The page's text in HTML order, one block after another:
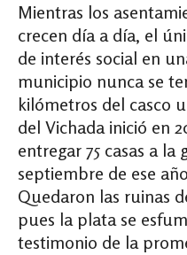
Mientras los
crecen día a día, el
de interés social en
municipio nunca se
kilómetros del casco
del Vichada inició en
entregar 75 casas a
septiembre de ese
Quedaron las ruinas
pues la plata se
testimonio de la